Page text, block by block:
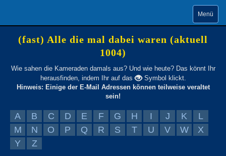
Menü
(fast) Alle die mal dabei waren (aktuell
1004)
Wie sahen die Kameraden damals aus? Und wie heute? Das könnt Ihr
herausfinden, indem Ihr auf das
Symbol klickt.
Hinweis: Einige der E-Mail Adressen können teilweise veraltet
sein!
A B C D E F G H I J K
L
M
N O P Q R S T U V W
X
Y
Z